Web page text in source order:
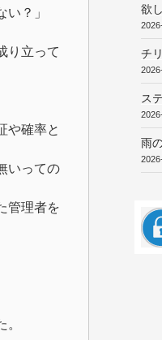
？」
り立って
や確率と
いっての
管理者を
欲
チ
ス
雨